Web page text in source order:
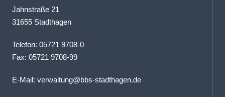
Jahnstraße 21
31655 Stadthagen
Telefon: 05721 9708-0
Fax: 05721 9708-99
E-Mail: verwaltung@bbs-stadthagen.de